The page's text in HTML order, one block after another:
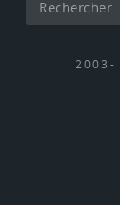
2003-